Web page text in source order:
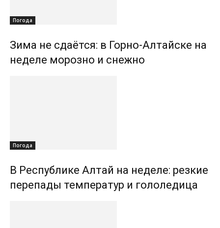
Погода
Зима не сдаётся: в Горно-Алтайске на
неделе морозно и снежно
Погода
В Республике Алтай на неделе: резкие
перепады температур и гололедица